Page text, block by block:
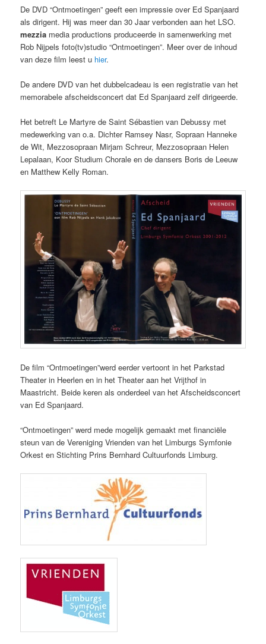
De DVD “Ontmoetingen” geeft een impressie over Ed Spanjaard
als dirigent. Hij was meer dan 30 Jaar verbonden aan het LSO.
mezzia media productions produceerde in samenwerking met
Rob Nijpels foto(tv)studio “Ontmoetingen”. Meer over de inhoud
van deze film leest u hier.
De andere DVD van het dubbelcadeau is een registratie van het
memorabele afscheidsconcert dat Ed Spanjaard zelf dirigeerde.
Het betreft Le Martyre de Saint Sébastien van Debussy met
medewerking van o.a. Dichter Ramsey Nasr, Sopraan Hanneke
de Wit, Mezzosopraan Mirjam Schreur, Mezzosopraan Helen
Lepalaan, Koor Studium Chorale en de dansers Boris de Leeuw
en Matthew Kelly Roman.
De film “Ontmoetingen”werd eerder vertoont in het Parkstad
Theater in Heerlen en in het Theater aan het Vrijthof in
Maastricht. Beide keren als onderdeel van het Afscheidsconcert
van Ed Spanjaard.
“Ontmoetingen” werd mede mogelijk gemaakt met financiële
steun van de Vereniging Vrienden van het Limburgs Symfonie
Orkest en Stichting Prins Bernhard Cultuurfonds Limburg.